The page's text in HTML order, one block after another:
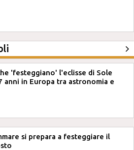
'festeggiano' l'eclisse di Sole
anni in Europa tra astronomia e
si prepara a festeggiare il